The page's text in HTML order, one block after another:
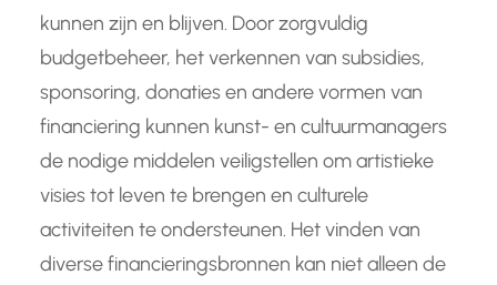
kunnen zijn en blijven. Door zorgvuldig
budgetbeheer, het verkennen van subsidies,
sponsoring, donaties en andere vormen van
financiering kunnen kunst- en cultuurmanagers
de nodige middelen veiligstellen om artistieke
visies tot leven te brengen en culturele
activiteiten te ondersteunen. Het vinden van
diverse financieringsbronnen kan niet alleen de